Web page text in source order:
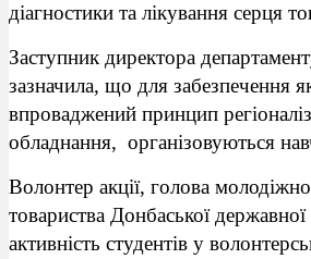
діагностики та лікування серця
Заступник директора
зазначила, що для забезпечення
впроваджений принцип
обладнання, організовуються
Волонтер акції, голова
товариства Донбаської
активність студентів у